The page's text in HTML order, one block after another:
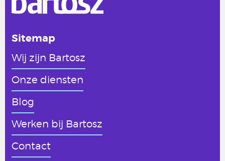
Sitemap
Wij zijn Bartosz
Onze diensten
Blog
Werken bij Bartosz
Contact